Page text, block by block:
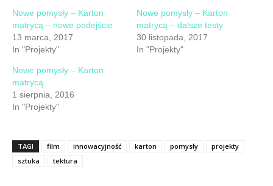
Nowe pomysły – Karton
matrycą – nowe podejście
13 marca, 2017
In "Projekty"
Nowe pomysły – Karton
matrycą – dalsze testy
30 listopada, 2017
In "Projekty"
Nowe pomysły – Karton
matrycą
1 sierpnia, 2016
In "Projekty"
TAGI film innowacyjność karton pomysły
projekty
sztuka
tektura